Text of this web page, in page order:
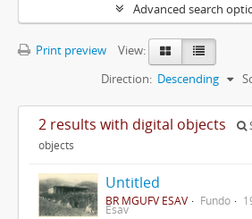
Advanced search
Print preview
View:
Direction: Descending
2 results with digital objects
objects
Untitled
BR MGUFV ESAV Fundo
Esav